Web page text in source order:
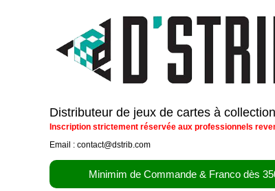
Distributeur de jeux de cartes à
Inscription strictement réservée aux professionnels
Email : contact@dstrib.com
Minimim de Commande & Franco dès